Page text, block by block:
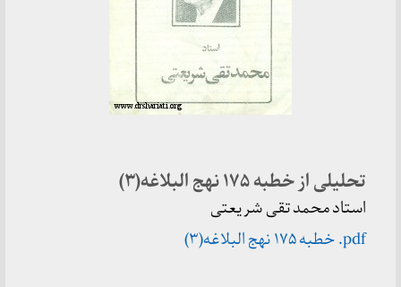
تحلیلی از خطبه ۱۷۵ نهج البلاغه(۳)
استاد محمد تقی شریعتی
pdf. خطبه۱۷۵نهج البلاغه(۳)